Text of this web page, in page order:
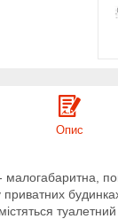
Опис
малогабаритна,